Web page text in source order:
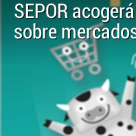
SEPOR
sobre